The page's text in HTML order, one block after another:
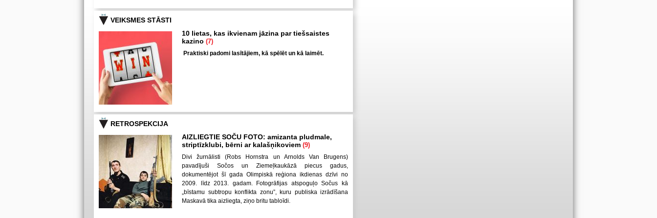
VEIKSMES STĀSTI
10 lietas, kas ikvienam jāzina par tiešsaistes
kazino (7)
Praktiski padomi lasītājiem, kā spēlēt un kā laimēt.
RETROSPEKCIJA
AIZLIEGTIE SOČU FOTO: amizanta pludmale,
striptīzklubi, bērni ar kalašņikoviem (9)
Divi žurnālisti (Robs Hornstra un Arnolds Van Brugens)
pavadījuši Sočos un Ziemeļkaukāzā piecus gadus,
dokumentējot šī gada Olimpiskā reģiona ikdienas dzīvi no
2009. līdz 2013. gadam. Fotogrāfijas atspoguļo Sočus kā
„bīstamu subtropu konflikta zonu”, kuru publiska izrādīšana
Maskavā tika aizliegta, ziņo britu tabloīdi.